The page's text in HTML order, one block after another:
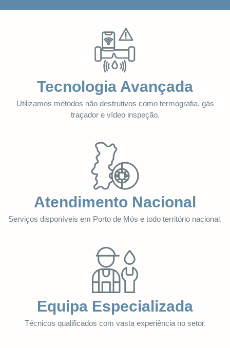
Tecnologia Avançada
Utilizamos métodos não destrutivos como termografia, gás
traçador e vídeo inspeção.
Atendimento Nacional
Serviços disponíveis em Porto de Mós e todo território nacional.
Equipa Especializada
Técnicos qualificados com vasta experiência no setor.